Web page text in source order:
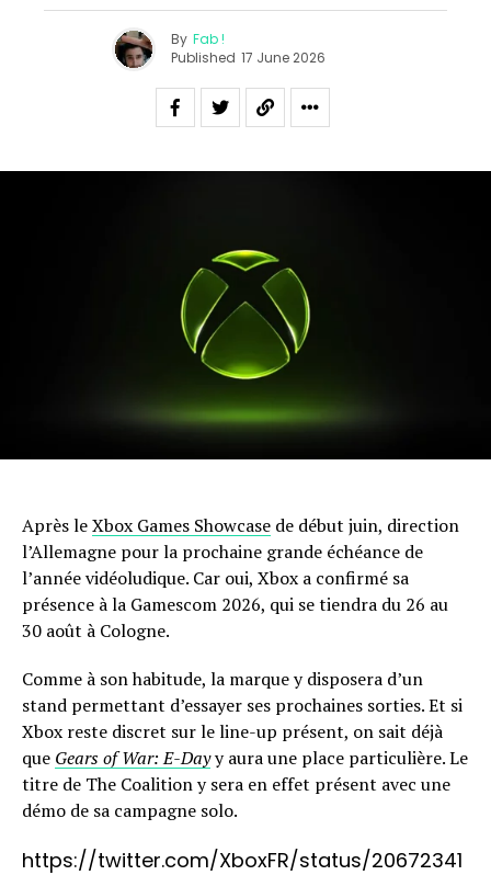
By Fab !
Published 17 June 2026
Après leXbox Games Showcase de début juin, direction
l’Allemagne pour la prochaine grande échéance de
l’année vidéoludique. Car oui, Xbox a confirmé sa
présence à la Gamescom 2026, qui se tiendra du 26 au
30 août à Cologne.
Comme à son habitude, la marque y disposera d’un
stand permettant d’essayer ses prochaines sorties. Et si
Xbox reste discret sur le line-up présent, on sait déjà
que Gears of War: E-Dayy aura une place particulière. Le
titre de The Coalition y sera en effet présent avec une
démo de sa campagne solo.
https://twitter.com/XboxFR/status/20672341